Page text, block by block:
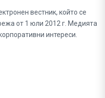
вестник, който се
от 1 юли 2012 г. Медията
интереси.